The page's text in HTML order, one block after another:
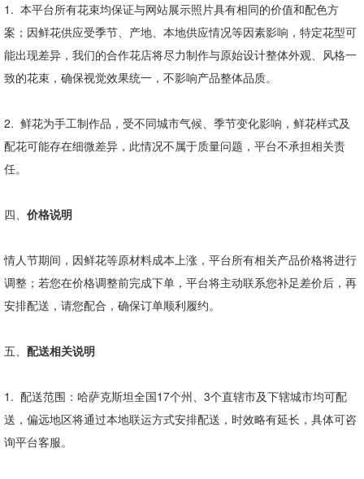
1. 本平台所有花束均保证与网站展示照片具有相同的价值和配色方
案；因鲜花供应受季节、产地、本地供应情况等因素影响，特定花型可
能出现差异，我们的合作花店将尽力制作与原始设计整体外观、风格一
致的花束，确保视觉效果统一，不影响产品整体品质。
2. 鲜花为手工制作品，受不同城市气候、季节变化影响，鲜花样式及
配花可能存在细微差异，此情况不属于质量问题，平台不承担相关责
任。
四、 价格说明
情人节期间，因鲜花等原材料成本上涨，平台所有相关产品价格将进行
调整；若您在价格调整前完成下单，平台将主动联系您补足差价后，再
安排配送，请您配合，确保订单顺利履约。
五、 配送相关说明
1. 配送范围：哈萨克斯坦全国17个州、 3个直辖市及下辖城市均可配
送，偏远地区将通过本地联运方式安排配送，时效略有延长，具体可咨
询平台客服。